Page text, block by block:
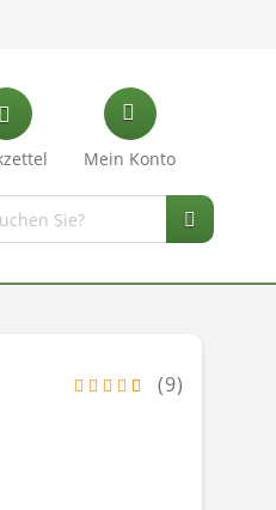
Mein Konto
(9)